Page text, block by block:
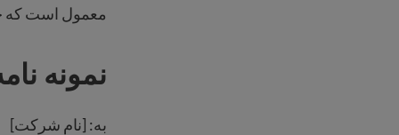
معمول است که
نمونه
به: [نام شرکت]